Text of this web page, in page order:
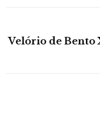
Velório de Bento